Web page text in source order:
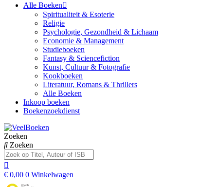
Alle Boeken
Spiritualiteit & Esoterie
Religie
Psychologie, Gezondheid & Lichaam
Economie & Management
Studieboeken
Fantasy & Sciencefiction
Kunst, Cultuur & Fotografie
Kookboeken
Literatuur, Romans & Thrillers
Alle Boeken
Inkoop boeken
Boekenzoekdienst
Zoeken
Zoeken
€ 0,00 0 Winkelwagen